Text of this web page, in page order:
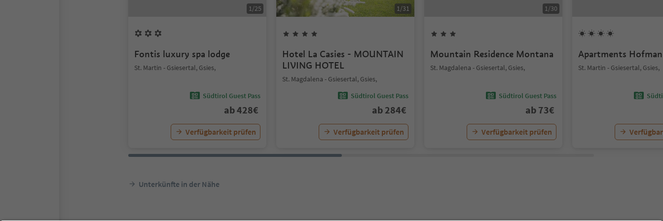
1/25
Fontis luxury spa lodge
St. Martin - Gsiesertal, Gsies,
Südtirol Guest Pass
ab428€
Verfügbarkeit prüfen
1/31
Hotel La Casies - MOUNTAIN
LIVING HOTEL
St. Magdalena - Gsiesertal, Gsies,
Südtirol Guest Pass
ab 284€
Verfügbarkeit prüfen
1/30
Mountain Residence Montana
St. Magdalena - Gsiesertal, Gsies,
Südtirol Guest Pass
ab 73€
Verfügbarkeit prüfen
Apartments
St. Martin - Gsiesertal, Gsies,
Unterkünfte in der Nähe